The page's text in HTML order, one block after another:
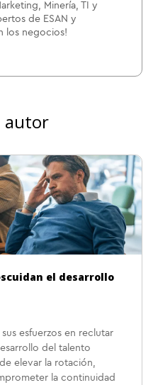
Minería, TI y
de ESAN y
los negocios!
autor
el desarrollo
esfuerzos en reclutar
del talento
elevar la rotación,
la continuidad